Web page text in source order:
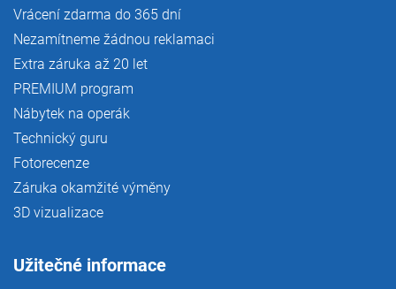
Vrácení zdarma do 365 dní
Nezamítneme žádnou reklamaci
Extra záruka až 20 let
PREMIUM program
Nábytek na operák
Technický guru
Fotorecenze
Záruka okamžité výměny
3D vizualizace
Užitečné informace